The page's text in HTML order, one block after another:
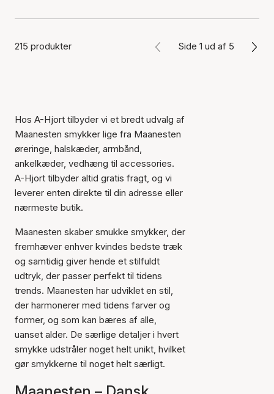
215 produkter Side 1 ud af 5
Hos A-Hjort tilbyder vi et bredt udvalg af
Maanesten smykker lige fra Maanesten
øreringe, halskæder, armbånd,
ankelkæder, vedhæng til accessories.
A-Hjort tilbyder altid gratis fragt, og vi
leverer enten direkte til din adresse eller
nærmeste butik.
Maanesten skaber smukke smykker, der
fremhæver enhver kvindes bedste træk
og samtidig giver hende et stilfuldt
udtryk, der passer perfekt til tidens
trends. Maanesten har udviklet en stil,
der harmonerer med tidens farver og
former, og som kan bæres af alle,
uanset alder. De særlige detaljer i hvert
smykke udstråler noget helt unikt, hvilket
gør smykkerne til noget helt særligt.